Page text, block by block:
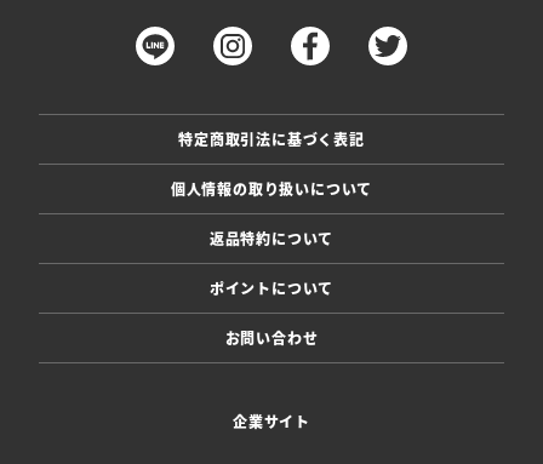
特定商取引法に基づく表記
個人情報の取り扱いについて
返品特約について
ポイントについて
お問い合わせ
企業サイト